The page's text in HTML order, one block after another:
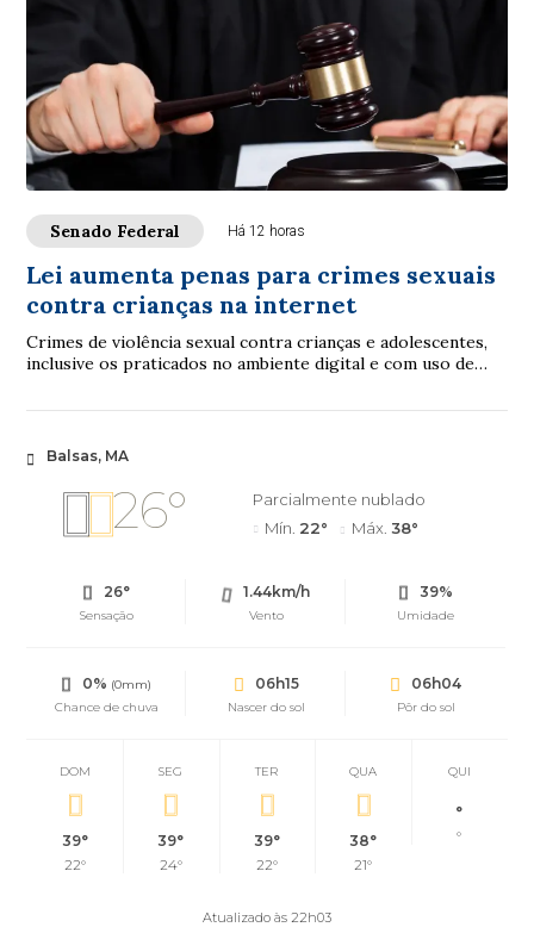
Senado Federal Há 12 horas
Lei aumenta penas para crimes sexuais
contra crianças na internet
Crimes de violência sexual contra crianças e adolescentes,
inclusive os praticados no ambiente digital e com uso de
Balsas, MA
26°
Parcialmente nublado
Mín. 22° Máx. 38°
26°
Sensação
1.44km/h
Vento
39%
Umidade
0% (0mm)
Chance de chuva
06h15
Nascer do sol
06h04
Pôr do sol
DOM
39°
22°
SEG
39°
24°
TER
39°
22°
QUA
38°
21°
QUI
°
°
Atualizado às 22h03